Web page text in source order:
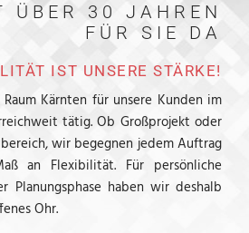
ÜBER 30 JAHREN
FÜR SIE DA
IST UNSERE STÄRKE!
Kärnten für unsere Kunden im
tätig. Ob Großprojekt oder
wir begegnen jedem Auftrag
an Flexibilität. Für persönliche
Planungsphase haben wir deshalb
Ohr.